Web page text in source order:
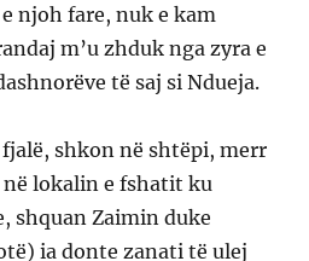
njoh fare, nuk e kam
m’u zhduk nga zyra e
të saj si Ndueja.
shkon në shtëpi, merr
lokalin e fshatit ku
shquan Zaimin duke
ia donte zanati të ulej